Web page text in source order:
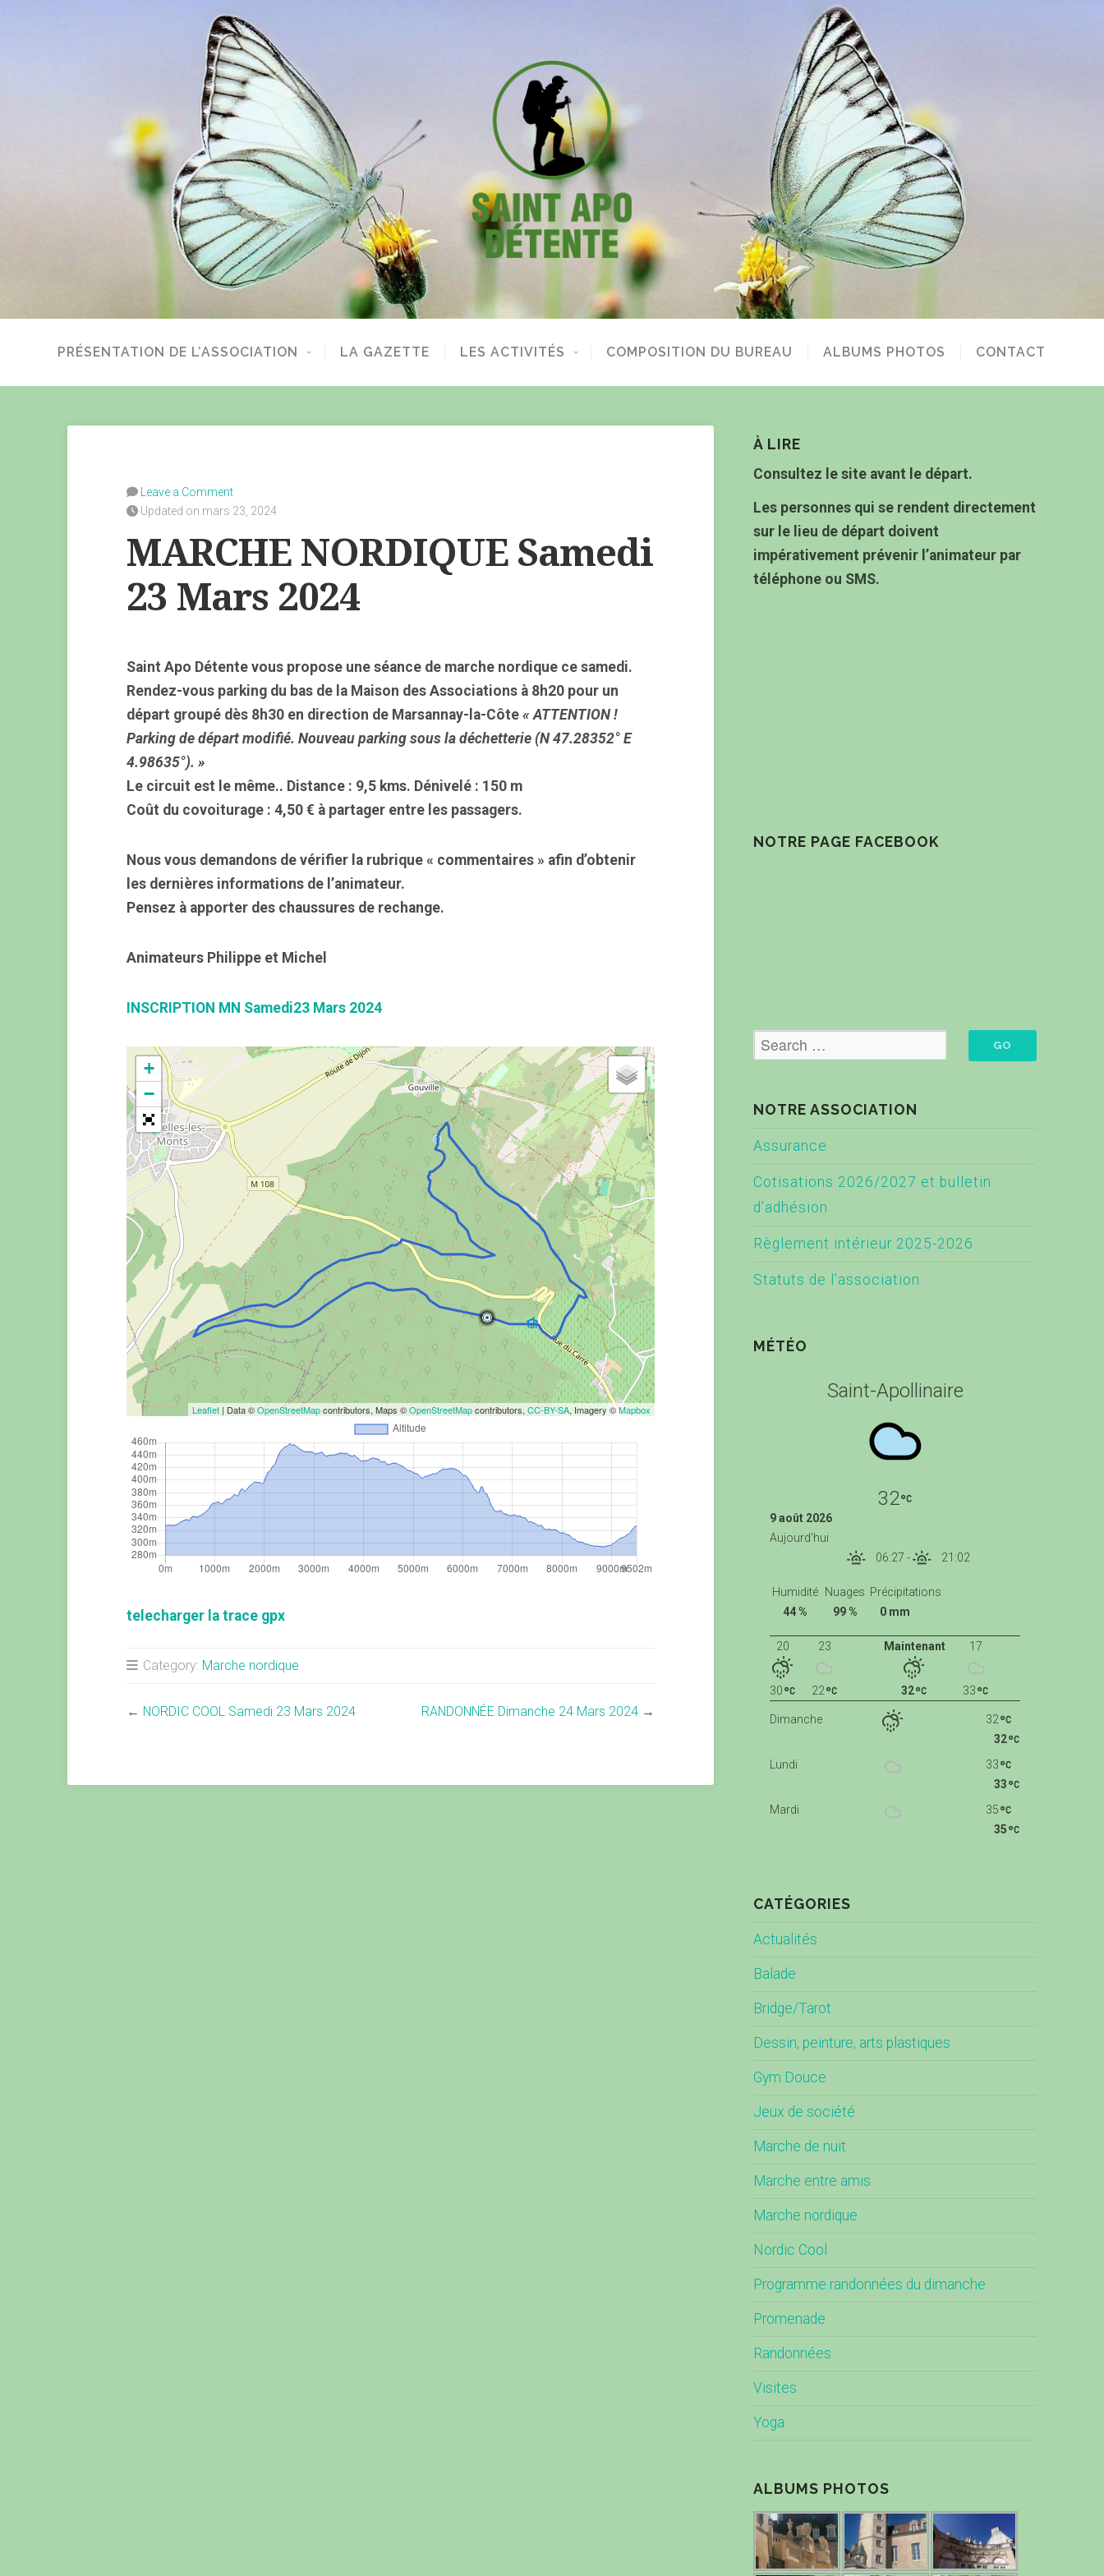
PRÉSENTATION DE L’ASSOCIATION LA GAZETTE LES ACTIVITÉS COMPOSITION DU BUREAU ALBUMS PHOTOS CONTACT
Leave a Comment
Updated on mars 23, 2024
MARCHE NORDIQUE Samedi
23 Mars 2024
Saint Apo Détente vous propose une séance de marche nordique ce samedi.
Rendez-vous parking du bas de la Maison des Associations à 8h20 pour un
départ groupé dès 8h30 en direction de Marsannay-la-Côte « ATTENTION !
Parking de départ modifié. Nouveau parking sous la déchetterie (N 47.28352° E
4.98635°). »
Le circuit est le même.. Distance : 9,5 kms. Dénivelé : 150 m
Coût du covoiturage : 4,50 € à partager entre les passagers.
Nous vous demandons de vérifier la rubrique « commentaires » afin d’obtenir
les dernières informations de l’animateur.
Pensez à apporter des chaussures de rechange.
Animateurs Philippe et Michel
INSCRIPTION MN Samedi23 Mars 2024
+
−
Leaflet | Data ©OpenStreetMapcontributors, Maps ©OpenStreetMapcontributors,CC-BY-SA, Imagery ©Mapbox
telecharger la trace gpx
Category: Marche nordique
← NORDIC COOL Samedi 23 Mars 2024 RANDONNÉE Dimanche 24 Mars 2024 →
À LIRE
Consultez le site avant le départ.
Les personnes qui se rendent directement
sur le lieu de départ doivent
impérativement prévenir l’animateur par
téléphone ou SMS.
NOTRE PAGE FACEBOOK
NOTRE ASSOCIATION
Assurance
Cotisations 2026/2027 et bulletin
d’adhésion
Règlement intérieur 2025-2026
Statuts de l’association
MÉTÉO
Saint-Apollinaire
32
9 août 2026
Aujourd'hui
06:27 - 21:02
Humidité
44 %
Nuages
99 %
Précipitations
0 mm
Maintenant
32
17
33
20
30
23
22
Dimanche
32
32
Lundi
33
33
Mardi
35
35
CATÉGORIES
Actualités
Balade
Bridge/Tarot
Dessin, peinture, arts plastiques
Gym Douce
Jeux de société
Marche de nuit
Marche entre amis
Marche nordique
Nordic Cool
Programme randonnées du dimanche
Promenade
Randonnées
Visites
Yoga
ALBUMS PHOTOS